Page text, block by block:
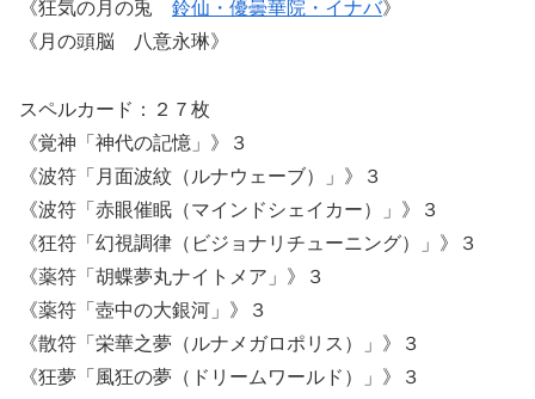
《狂気の月の兎 鈴仙・優曇華院・イナバ》
《月の頭脳 八意永琳》
スペルカード：２７枚
《覚神「神代の記憶」》３
《波符「月面波紋（ルナウェーブ）」》３
《波符「赤眼催眠（マインドシェイカー）」》３
《狂符「幻視調律（ビジョナリチューニング）」》３
《薬符「胡蝶夢丸ナイトメア」》３
《薬符「壺中の大銀河」》３
《散符「栄華之夢（ルナメガロポリス）」》３
《狂夢「風狂の夢（ドリームワールド）」》３